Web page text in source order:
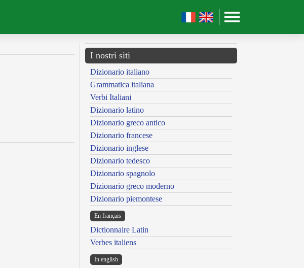
I nostri siti
Dizionario italiano
Grammatica italiana
Verbi Italiani
Dizionario latino
Dizionario greco antico
Dizionario francese
Dizionario inglese
Dizionario tedesco
Dizionario spagnolo
Dizionario greco moderno
Dizionario piemontese
En français
Dictionnaire Latin
Verbes italiens
In english